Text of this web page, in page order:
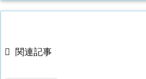
 関連記事